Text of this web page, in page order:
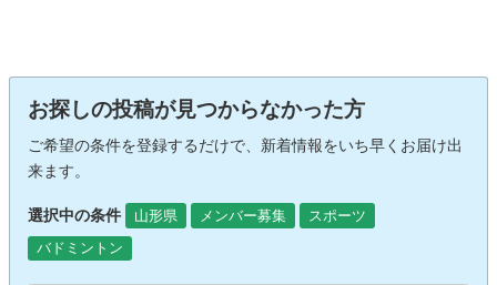
お探しの投稿が見つからなかった方
ご希望の条件を登録するだけで、新着情報をいち早くお届け出
来ます。
選択中の条件 山形県 メンバー募集
スポーツ
バドミントン